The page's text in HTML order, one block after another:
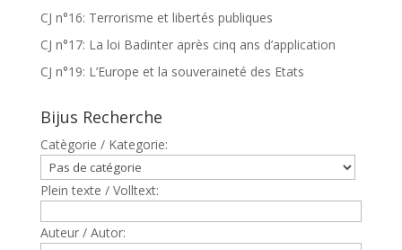
CJ n°16: Terrorisme et libertés publiques
CJ n°17: La loi Badinter après cinq ans d’application
CJ n°19: L’Europe et la souveraineté des Etats
Bijus Recherche
Catègorie / Kategorie:
Plein texte / Volltext:
Auteur / Autor: